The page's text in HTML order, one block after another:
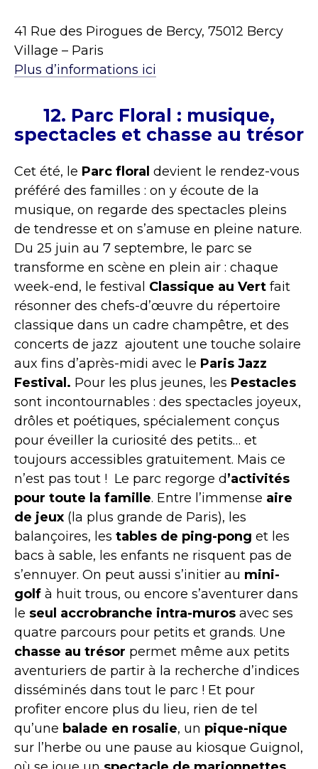
41 Rue des Pirogues de Bercy, 75012 Bercy
Village – Paris
Plus d’informations ici
12. Parc Floral : musique,
spectacles et chasse au trésor
Cet été, le Parc floral devient le rendez-vous
préféré des familles : on y écoute de la
musique, on regarde des spectacles pleins
de tendresse et on s’amuse en pleine nature.
Du 25 juin au 7 septembre, le parc se
transforme en scène en plein air : chaque
week-end, le festival Classique au Vert fait
résonner des chefs-d’œuvre du répertoire
classique dans un cadre champêtre, et des
concerts de jazz ajoutent une touche solaire
aux fins d’après-midi avec le Paris Jazz
Festival. Pour les plus jeunes, les Pestacles
sont incontournables : des spectacles joyeux,
drôles et poétiques, spécialement conçus
pour éveiller la curiosité des petits… et
toujours accessibles gratuitement. Mais ce
n’est pas tout ! Le parc regorge d’activités
pour toute la famille. Entre l’immense aire
de jeux (la plus grande de Paris), les
balançoires, les tables de ping-pong et les
bacs à sable, les enfants ne risquent pas de
s’ennuyer. On peut aussi s’initier au mini-
golf à huit trous, ou encore s’aventurer dans
le seul accrobranche intra-muros avec ses
quatre parcours pour petits et grands. Une
chasse au trésor permet même aux petits
aventuriers de partir à la recherche d’indices
disséminés dans tout le parc ! Et pour
profiter encore plus du lieu, rien de tel
qu’une balade en rosalie, un pique-nique
sur l’herbe ou une pause au kiosque Guignol,